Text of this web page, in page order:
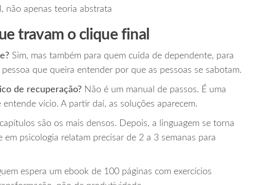
não apenas teoria abstrata
travam o clique final
Sim, mas também para quem cuida de dependente, para
que queira entender por que as pessoas se sabotam.
de recuperação? Não é um manual de passos. É uma
vício. A partir daí, as soluções aparecem.
são os mais densos. Depois, a linguagem se torna
em psicologia relatam precisar de 2 a 3 semanas para
espera um ebook de 100 páginas com exercícios